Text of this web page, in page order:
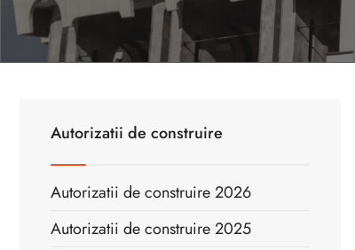
Autorizatii de construire
Autorizatii de construire 2026
Autorizatii de construire 2025